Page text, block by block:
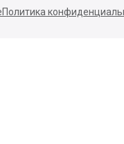
Политика